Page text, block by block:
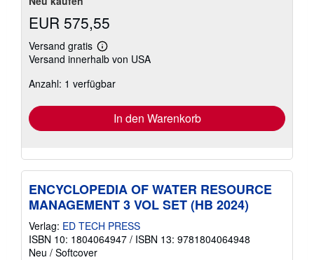
EUR 575,55
Versand gratis
Weitere
Informationen
Versandkosten
Versand innerhalb von USA
Anzahl: 1 verfügbar
In den Warenkorb
ENCYCLOPEDIA OF WATER RESOURCE
MANAGEMENT 3 VOL SET (HB 2024)
Verlag: ED TECH PRESS
ISBN 10: 1804064947 / ISBN 13: 9781804064948
Neu / Softcover